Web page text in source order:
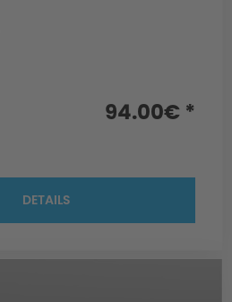
94.00€ *
DETAILS